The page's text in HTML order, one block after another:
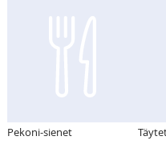
Pekoni-sienet